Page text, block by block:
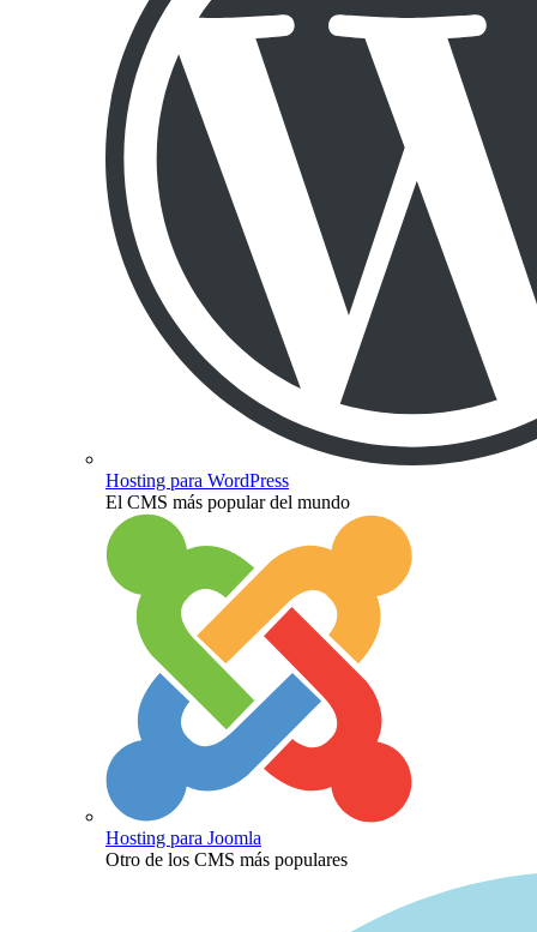
Hosting para WordPress
El CMS más popular del mundo
Hosting para Joomla
Otro de los CMS más populares